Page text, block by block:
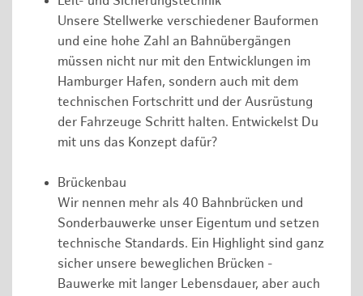
Unsere Stellwerke verschiedener Bauformen
und eine hohe Zahl an Bahnübergängen
müssen nicht nur mit den Entwicklungen im
Hamburger Hafen, sondern auch mit dem
technischen Fortschritt und der Ausrüstung
der Fahrzeuge Schritt halten. Entwickelst Du
mit uns das Konzept dafür?
Brückenbau
Wir nennen mehr als 40 Bahnbrücken und
Sonderbauwerke unser Eigentum und setzen
technische Standards. Ein Highlight sind ganz
sicher unsere beweglichen Brücken -
Bauwerke mit langer Lebensdauer, aber auch